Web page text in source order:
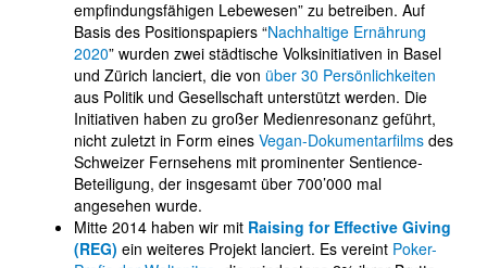
empfindungsfähigen Lebewesen” zu betreiben. Auf
Basis des Positionspapiers “Nachhaltige Ernährung
2020” wurden zwei städtische Volksinitiativen in Basel
und Zürich lanciert, die von über 30 Persönlichkeiten
aus Politik und Gesellschaft unterstützt werden. Die
Initiativen haben zu großer Medienresonanz geführt,
nicht zuletzt in Form eines Vegan-Dokumentarfilms des
Schweizer Fernsehens mit prominenter Sentience-
Beteiligung, der insgesamt über 700’000 mal
angesehen wurde.
Mitte 2014 haben wir mit Raising for Effective Giving
(REG) ein weiteres Projekt lanciert. Es vereint Poker-